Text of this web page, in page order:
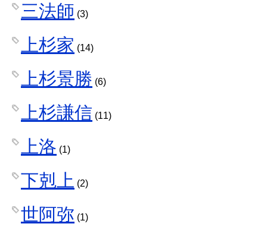
三法師 (3)
上杉家 (14)
上杉景勝 (6)
上杉謙信 (11)
上洛 (1)
下剋上 (2)
世阿弥 (1)